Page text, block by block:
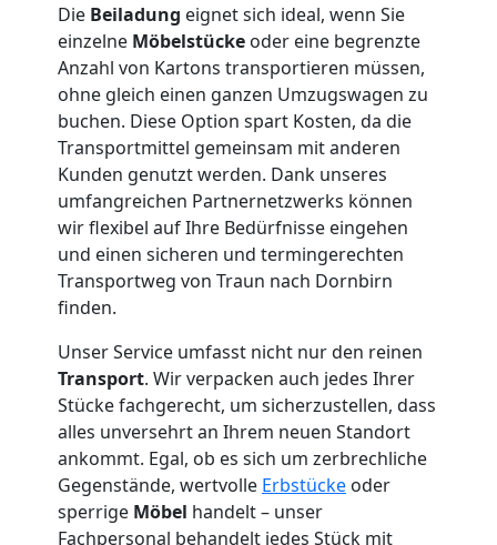
Die Beiladung eignet sich ideal, wenn Sie
einzelne Möbelstücke oder eine begrenzte
Anzahl von Kartons transportieren müssen,
ohne gleich einen ganzen Umzugswagen zu
buchen. Diese Option spart Kosten, da die
Transportmittel gemeinsam mit anderen
Kunden genutzt werden. Dank unseres
umfangreichen Partnernetzwerks können
wir flexibel auf Ihre Bedürfnisse eingehen
und einen sicheren und termingerechten
Transportweg von Traun nach Dornbirn
finden.
Unser Service umfasst nicht nur den reinen
Transport. Wir verpacken auch jedes Ihrer
Stücke fachgerecht, um sicherzustellen, dass
alles unversehrt an Ihrem neuen Standort
ankommt. Egal, ob es sich um zerbrechliche
Gegenstände, wertvolle Erbstücke oder
sperrige Möbel handelt – unser
Fachpersonal behandelt jedes Stück mit
Übersiedlung
Traun
Klaviertransport
Traun
Privatumzug
Traun
Tresortransport